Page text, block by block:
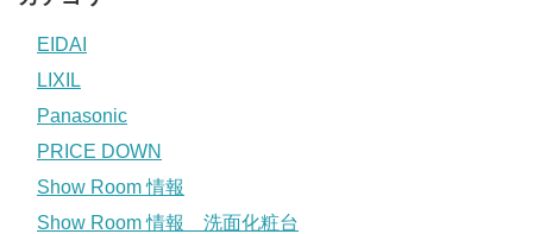
EIDAI
LIXIL
Panasonic
PRICE DOWN
Show Room 情報
Show Room 情報 洗面化粧台